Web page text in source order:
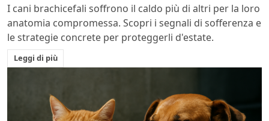
I cani brachicefali soffrono il caldo più di altri per la loro
anatomia compromessa. Scopri i segnali di sofferenza e
le strategie concrete per proteggerli d'estate.
Leggi di più